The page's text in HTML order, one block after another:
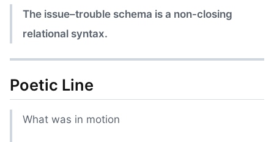
The issue–trouble schema is a non-closing
relational syntax.
Poetic Line
What was in motion